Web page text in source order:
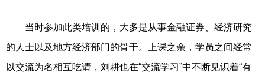
当时参加此类培训的，大多是从事金融证券、经济研究
的人士以及地方经济部门的骨干。上课之余，学员之间经常
以交流为名相互吃请，刘耕也在“交流学习”中不断见识着“有